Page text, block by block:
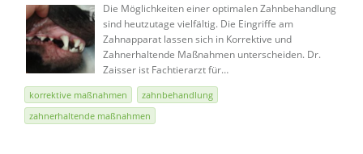
Die Möglichkeiten einer optimalen Zahnbehandlung
sind heutzutage vielfältig. Die Eingriffe am
Zahnapparat lassen sich in Korrektive und
Zahnerhaltende Maßnahmen unterscheiden. Dr.
Zaisser ist Fachtierarzt für…
korrektive maßnahmen
zahnbehandlung
zahnerhaltende maßnahmen